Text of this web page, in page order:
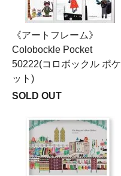
《アートフレーム》
Colobockle Pocket
50222(コロボックル ポケ
ット)
SOLD OUT